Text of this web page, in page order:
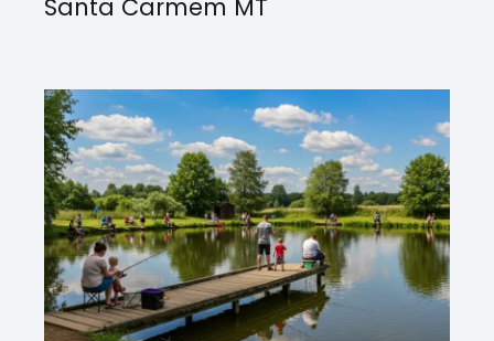
Santa Carmem MT